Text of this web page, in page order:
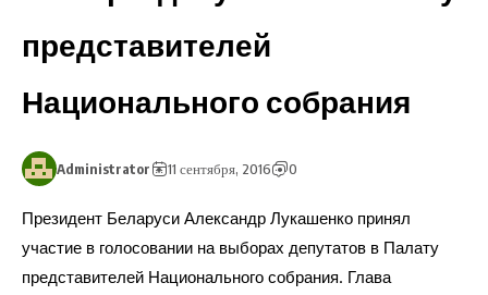
представителей
Национального собрания
Administrator 11 сентября, 2016 0
Президент Беларуси Александр Лукашенко принял
участие в голосовании на выборах депутатов в Палату
представителей Национального собрания. Глава